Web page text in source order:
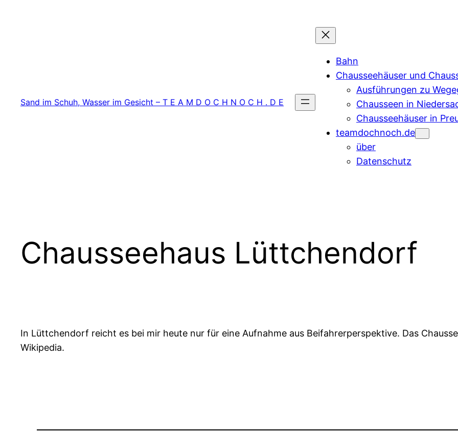
Sand im Schuh, Wasser im Gesicht – T E A M D O C H N O C H . D E
Bahn
Chausseehäuser und
Ausführungen zu
Chausseen in
Chausseehäuser in
teamdochnoch.de
über
Datenschutz
Chausseehaus Lüttchendorf
In Lüttchendorf reicht es bei mir heute nur für eine Aufnahme aus Beifahrerperspektive. Das
Wikipedia.